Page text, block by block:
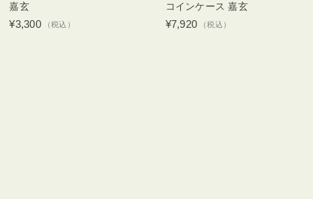
嘉玄
¥3,300 （税込）
コインケース 嘉玄
¥7,920 （税込）